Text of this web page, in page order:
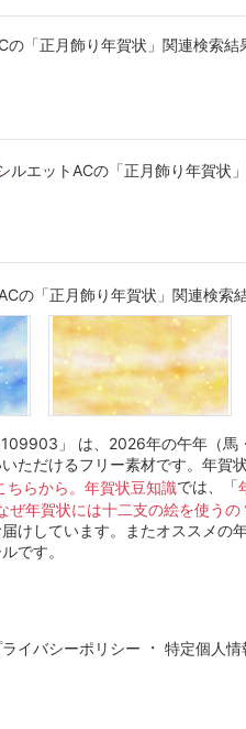
の「正月飾り年賀状」関連検索結
ルエットACの「正月飾り年賀状
の「正月飾り年賀状」関連検索
」 は、2026年の午年（
ただけるフリー素材です。年賀
らから。 年賀状豆知識では、「
ぜ年賀状には十二支の絵を使う
けしています。またオススメの
です。
ライバシーポリシー ・ 特定個人情